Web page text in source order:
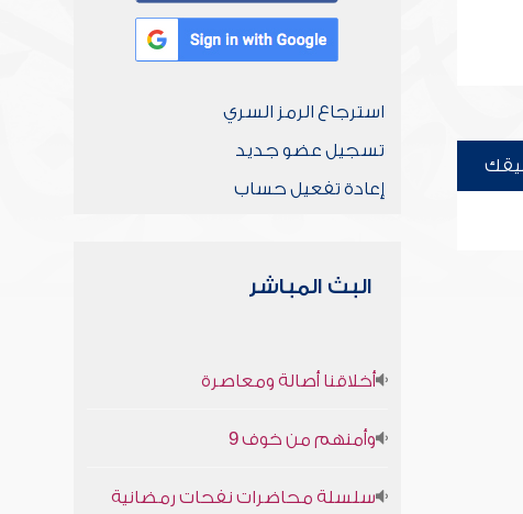
استرجاع الرمز السري
تسجيل عضو جديد
إعادة تفعيل حساب
البث المباشر
أخلاقنا أصالة ومعاصرة
وأمنهم من خوف 9
سلسلة محاضرات نفحات رمضانية